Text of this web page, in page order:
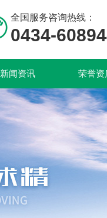
全国服务咨询热线：
0434-
新闻资讯 荣誉资